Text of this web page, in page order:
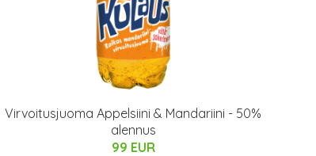
Virvoitusjuoma Appelsiini & Mandariini - 50%
alennus
99 EUR